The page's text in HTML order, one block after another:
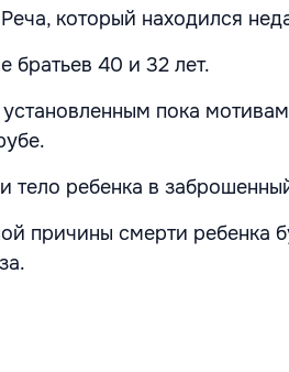
который находился
братьев 40 и 32 лет.
пока
тело ребенка в
причины смерти ребенка